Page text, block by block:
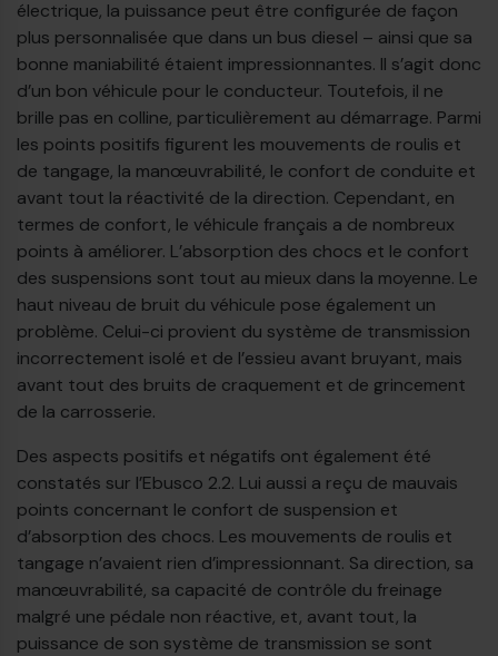
électrique, la puissance peut être configurée de façon
plus personnalisée que dans un bus diesel – ainsi que sa
bonne maniabilité étaient impressionnantes. Il s’agit donc
d’un bon véhicule pour le conducteur. Toutefois, il ne
brille pas en colline, particulièrement au démarrage. Parmi
les points positifs figurent les mouvements de roulis et
de tangage, la manœuvrabilité, le confort de conduite et
avant tout la réactivité de la direction. Cependant, en
termes de confort, le véhicule français a de nombreux
points à améliorer. L’absorption des chocs et le confort
des suspensions sont tout au mieux dans la moyenne. Le
haut niveau de bruit du véhicule pose également un
problème. Celui-ci provient du système de transmission
incorrectement isolé et de l’essieu avant bruyant, mais
avant tout des bruits de craquement et de grincement
de la carrosserie.
Des aspects positifs et négatifs ont également été
constatés sur l’Ebusco 2.2. Lui aussi a reçu de mauvais
points concernant le confort de suspension et
d’absorption des chocs. Les mouvements de roulis et
tangage n’avaient rien d’impressionnant. Sa direction, sa
manœuvrabilité, sa capacité de contrôle du freinage
malgré une pédale non réactive, et, avant tout, la
puissance de son système de transmission se sont